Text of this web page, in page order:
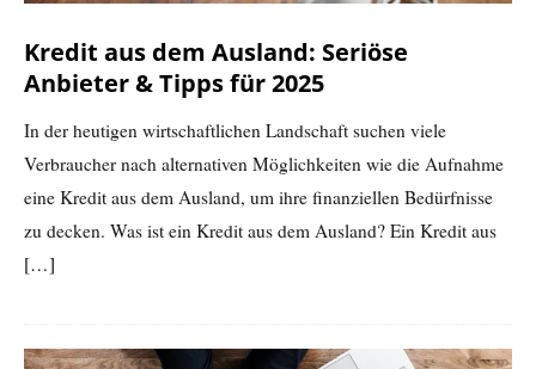
Kredit aus dem Ausland: Seriöse
Anbieter & Tipps für 2025
In der heutigen wirtschaftlichen Landschaft suchen viele
Verbraucher nach alternativen Möglichkeiten wie die Aufnahme
eine Kredit aus dem Ausland, um ihre finanziellen Bedürfnisse
zu decken. Was ist ein Kredit aus dem Ausland? Ein Kredit aus
[…]